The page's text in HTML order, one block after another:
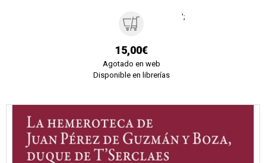
15,00€
Agotado en web
Disponible en librerías
';